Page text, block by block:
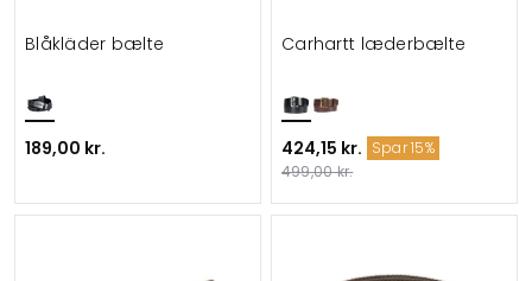
Blåkläder bælte
189,00 kr.
Carhartt læderbælte
424,15 kr. Spar 15%
499,00 kr.